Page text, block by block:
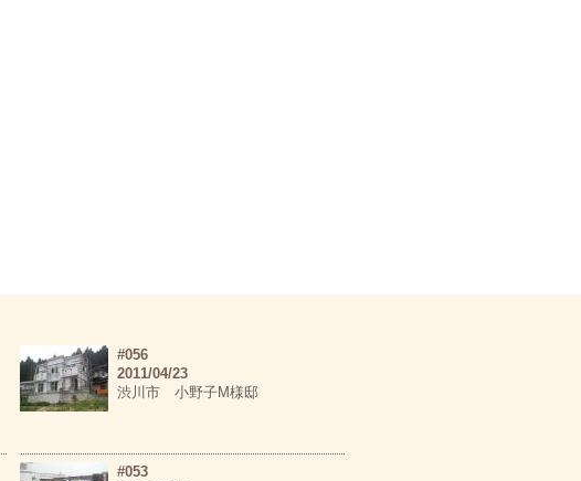
#056
2011/04/23
渋川市 小野子M様邸
#053